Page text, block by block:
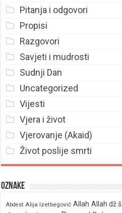
Pitanja i odgovori
Propisi
Razgovori
Savjeti i mudrosti
Sudnji Dan
Uncategorized
Vijesti
Vjera i život
Vjerovanje (Akaid)
Život poslije smrti
Oznake
Abdest Alija Izetbegović Allah Allah dž.š.